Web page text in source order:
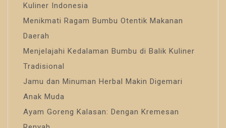
Kuliner Indonesia
Menikmati Ragam Bumbu Otentik Makanan
Daerah
Menjelajahi Kedalaman Bumbu di Balik Kuliner
Tradisional
Jamu dan Minuman Herbal Makin Digemari
Anak Muda
Ayam Goreng Kalasan: Dengan Kremesan